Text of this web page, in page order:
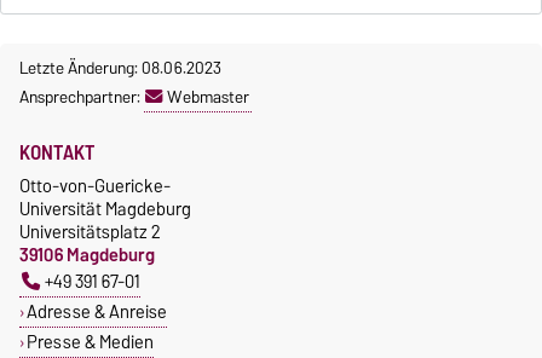
Letzte Änderung: 08.06.2023
Ansprechpartner:
Webmaster
KONTAKT
Otto-von-Guericke-
Universität Magdeburg
Universitätsplatz 2
39106 Magdeburg
+49 391 67-01
Adresse & Anreise
Presse & Medien